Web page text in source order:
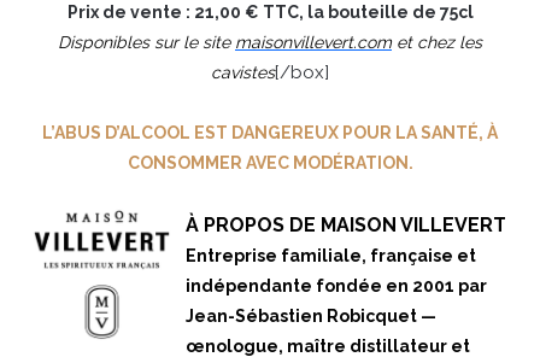
Prix de vente : 21,00 € TTC, la bouteille de 75cl
Disponibles sur le site maisonvillevert.comet chez les
cavistes[/box]
L’ABUS D’ALCOOL EST DANGEREUX POUR LA SANTÉ, À
CONSOMMER AVEC MODÉRATION.
À PROPOS DE MAISON VILLEVERT
Entreprise familiale, française et
indépendante fondée en 2001 par
Jean-Sébastien Robicquet —
œnologue, maître distillateur et